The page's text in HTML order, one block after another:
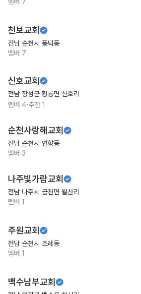
천보교회
전남 순천시 풍덕동
멤버 7
신호교회
전남 장성군 황룡면 신호리
멤버 4·추천 1
순천사랑해교회
전남 순천시 연향동
멤버 3
나주빛가람교회
전남 나주시 금천면 월산리
멤버 1
주원교회
전남 순천시 조례동
멤버 1
백수남부교회